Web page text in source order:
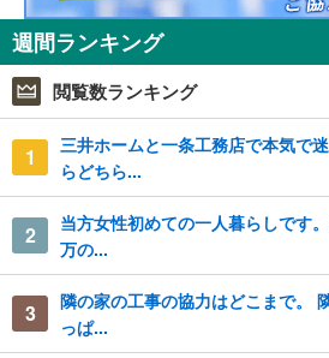
週間ランキング
閲覧数ランキング
1
三井ホームと一条工務店で本気で
らどちら...
2
当方女性初めての一人暮らしです
万の...
3
隣の家の工事の協力はどこまで。
っぱ...